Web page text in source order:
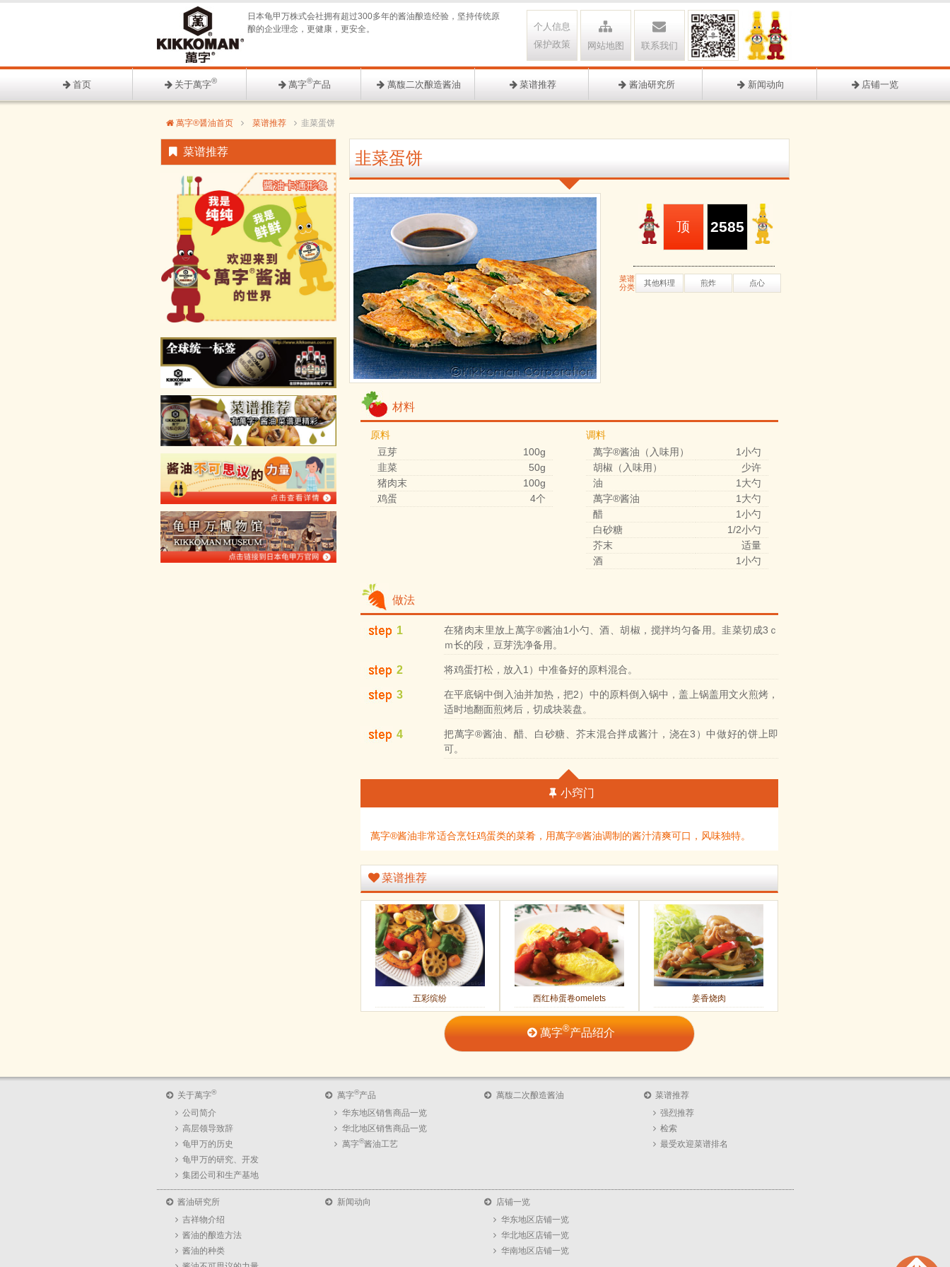
联系我们
网站地图
个人信息
保护政策
日本龟甲万株式会社拥有超过300多年的酱油酿造经验，坚持传统原
酿的企业理念，更健康，更安全。
首页 关于萬字® 萬字®产品 萬馥二次酿造酱油 菜谱推荐 酱油研究所 新闻动向 店铺一览
萬字®醤油首页 菜谱推荐 韭菜蛋饼
韭菜蛋饼
2585
顶
菜谱
分类
其他料理 煎炸 点心
材料
原料
豆芽
100g
韭菜
50g
猪肉末
100g
鸡蛋
4个
调料
萬字®酱油（入味用）
1小勺
胡椒（入味用）
少许
油
1大勺
萬字®酱油
1大勺
醋
1小勺
白砂糖
1/2小勺
芥末
适量
酒
1小勺
做法
1
在猪肉末里放上萬字®酱油1小勺、酒、胡椒，搅拌均匀备用。韭菜切成3ｃ
ｍ长的段，豆芽洗净备用。
2 将鸡蛋打松，放入1）中准备好的原料混合。
3
在平底锅中倒入油并加热，把2）中的原料倒入锅中，盖上锅盖用文火煎烤，
适时地翻面煎烤后，切成块装盘。
4
把萬字®酱油、醋、白砂糖、芥末混合拌成酱汁，浇在3）中做好的饼上即
可。
小窍门
萬字®酱油非常适合烹饪鸡蛋类的菜肴，用萬字®酱油调制的酱汁清爽可口，风味独特。
菜谱推荐
五彩缤纷 西红柿蛋卷omelets 姜香烧肉
萬字®产品绍介
菜谱推荐
关于萬字®
公司简介
高层领导致辞
龟甲万的历史
龟甲万的研究、开发
集团公司和生产基地
萬字®产品
华东地区销售商品一览
华北地区销售商品一览
萬字®酱油工艺
萬馥二次酿造酱油
菜谱推荐
强烈推荐
检索
最受欢迎菜谱排名
酱油研究所
吉祥物介绍
酱油的酿造方法
酱油的种类
新闻动向
店铺一览
华东地区店铺一览
华北地区店铺一览
华南地区店铺一览